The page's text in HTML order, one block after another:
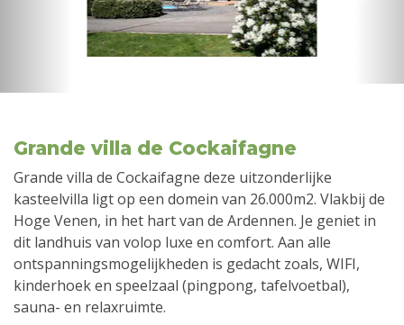
Grande villa de Cockaifagne
Grande villa de Cockaifagne deze uitzonderlijke
kasteelvilla ligt op een domein van 26.000m2. Vlakbij de
Hoge Venen, in het hart van de Ardennen. Je geniet in
dit landhuis van volop luxe en comfort. Aan alle
ontspanningsmogelijkheden is gedacht zoals, WIFI,
kinderhoek en speelzaal (pingpong, tafelvoetbal),
sauna- en relaxruimte.